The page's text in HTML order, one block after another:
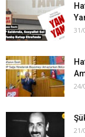
31/
24/
21/